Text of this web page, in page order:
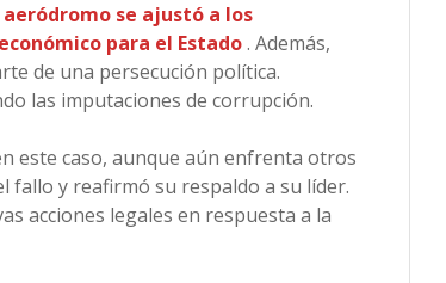
se ajustó a los
para el Estado. Además,
de una persecución política.
las imputaciones de corrupción.
este caso, aunque aún enfrenta otros
fallo y reafirmó su respaldo a su líder.
acciones legales en respuesta a la